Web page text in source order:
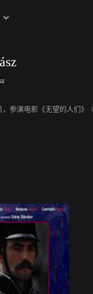
，参演电影《无望的人们